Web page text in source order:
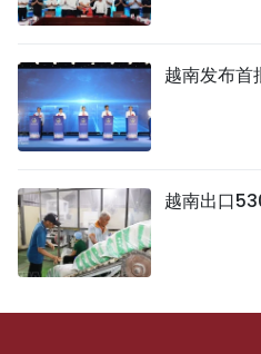
越南发布首
越南出口